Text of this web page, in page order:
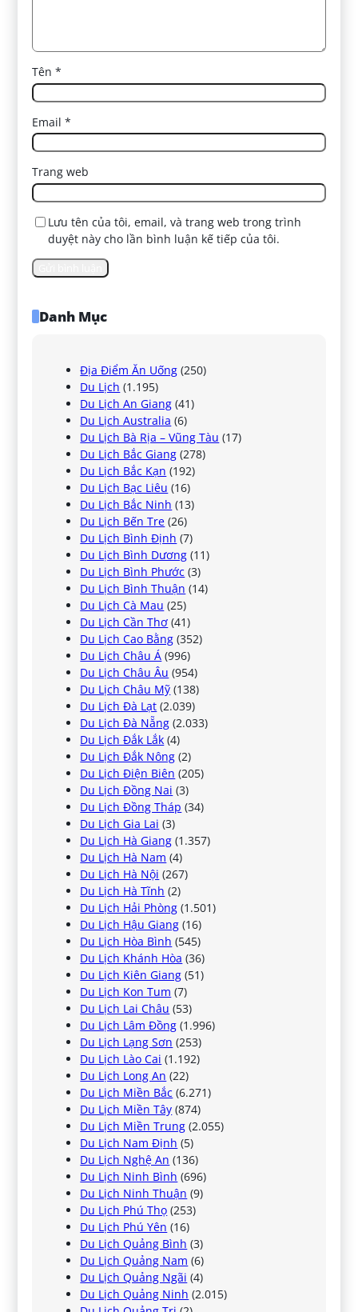
Tên*
Email*
Trang web
Lưu tên của tôi, email, và trang web trong trình
duyệt này cho lần bình luận kế tiếp của tôi.
Danh Mục
Địa Điểm Ăn Uống (250)
Du Lịch (1.195)
Du Lịch An Giang (41)
Du Lịch Australia (6)
Du Lịch Bà Rịa – Vũng Tàu (17)
Du Lịch Bắc Giang (278)
Du Lịch Bắc Kạn (192)
Du Lịch Bạc Liêu (16)
Du Lịch Bắc Ninh (13)
Du Lịch Bến Tre (26)
Du Lịch Bình Định (7)
Du Lịch Bình Dương (11)
Du Lịch Bình Phước (3)
Du Lịch Bình Thuận (14)
Du Lịch Cà Mau (25)
Du Lịch Cần Thơ (41)
Du Lịch Cao Bằng (352)
Du Lịch Châu Á (996)
Du Lịch Châu Âu (954)
Du Lịch Châu Mỹ (138)
Du Lịch Đà Lạt (2.039)
Du Lịch Đà Nẵng (2.033)
Du Lịch Đắk Lắk (4)
Du Lịch Đắk Nông (2)
Du Lịch Điện Biên (205)
Du Lịch Đồng Nai (3)
Du Lịch Đồng Tháp (34)
Du Lịch Gia Lai (3)
Du Lịch Hà Giang (1.357)
Du Lịch Hà Nam (4)
Du Lịch Hà Nội (267)
Du Lịch Hà Tĩnh (2)
Du Lịch Hải Phòng (1.501)
Du Lịch Hậu Giang (16)
Du Lịch Hòa Bình (545)
Du Lịch Khánh Hòa (36)
Du Lịch Kiên Giang (51)
Du Lịch Kon Tum (7)
Du Lịch Lai Châu (53)
Du Lịch Lâm Đồng (1.996)
Du Lịch Lạng Sơn (253)
Du Lịch Lào Cai (1.192)
Du Lịch Long An (22)
Du Lịch Miền Bắc (6.271)
Du Lịch Miền Tây (874)
Du Lịch Miền Trung (2.055)
Du Lịch Nam Định (5)
Du Lịch Nghệ An (136)
Du Lịch Ninh Bình (696)
Du Lịch Ninh Thuận (9)
Du Lịch Phú Thọ (253)
Du Lịch Phú Yên (16)
Du Lịch Quảng Bình (3)
Du Lịch Quảng Nam (6)
Du Lịch Quảng Ngãi (4)
Du Lịch Quảng Ninh (2.015)